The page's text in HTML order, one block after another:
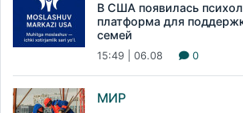
В США появилась
платформа для
семей
15:49 | 06.08 0
МИР